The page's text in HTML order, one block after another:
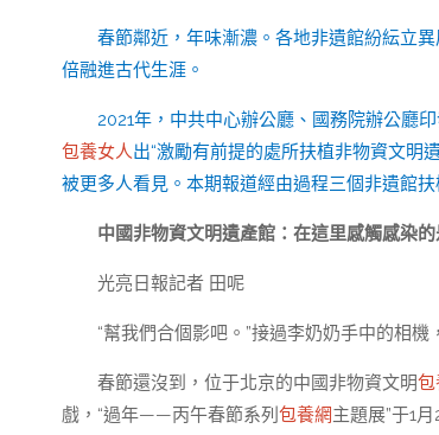
春節鄰近，年味漸濃。各地非遺館紛紜立
倍融進古代生涯。
2021年，中共中心辦公廳、國務院辦公廳
包養女人出“激勵有前提的處所扶植非物資文明
被更多人看見。本期報道經由過程三個非遺館
中國非物資文明遺產館：在這里感觸感染
光亮日報記者 田呢
“幫我們合個影吧。”接過李奶奶手中的相
春節還沒到，位于北京的中國非物資文明包
戲，“過年——丙午春節系列 包養網主題展”于1